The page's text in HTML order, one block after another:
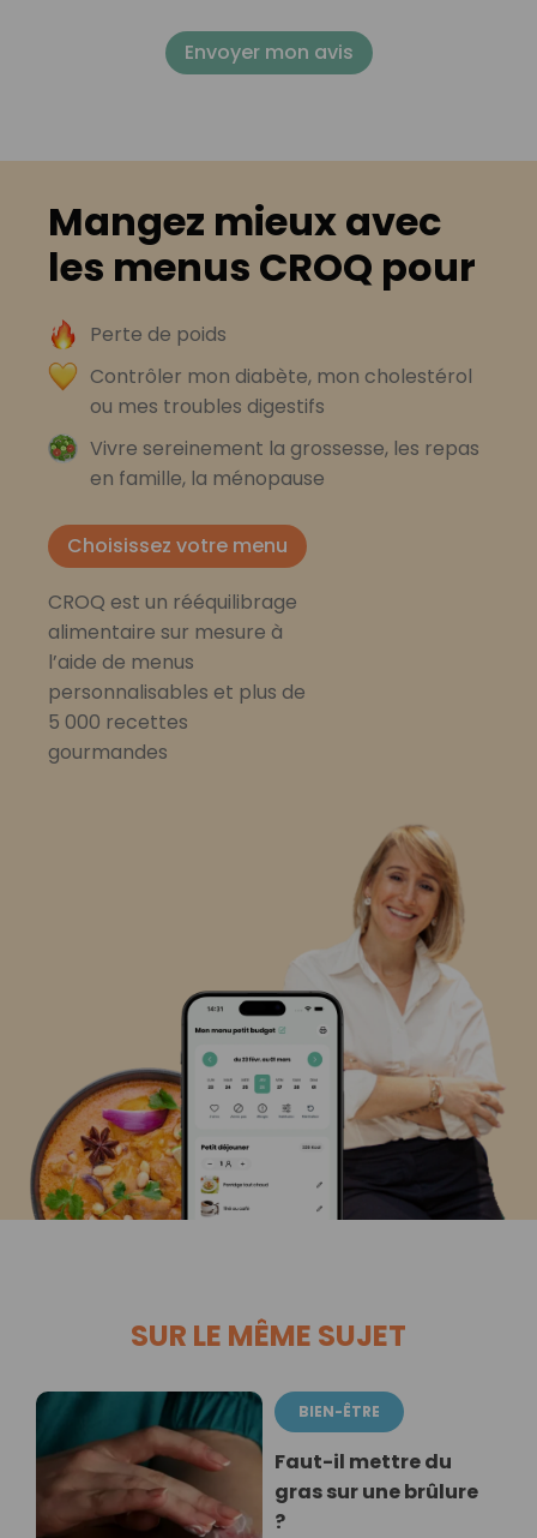
Envoyer mon avis
Mangez mieux avec
les menus CROQ pour
Perte de poids
Contrôler mon diabète, mon cholestérol
ou mes troubles digestifs
Vivre sereinement la grossesse, les repas
en famille, la ménopause
Choisissez votre menu
CROQ est un rééquilibrage
alimentaire sur mesure à
l’aide de menus
personnalisables et plus de
5 000 recettes
gourmandes
SUR LE MÊME SUJET
BIEN-ÊTRE
Faut-il mettre du
gras sur une brûlure
?